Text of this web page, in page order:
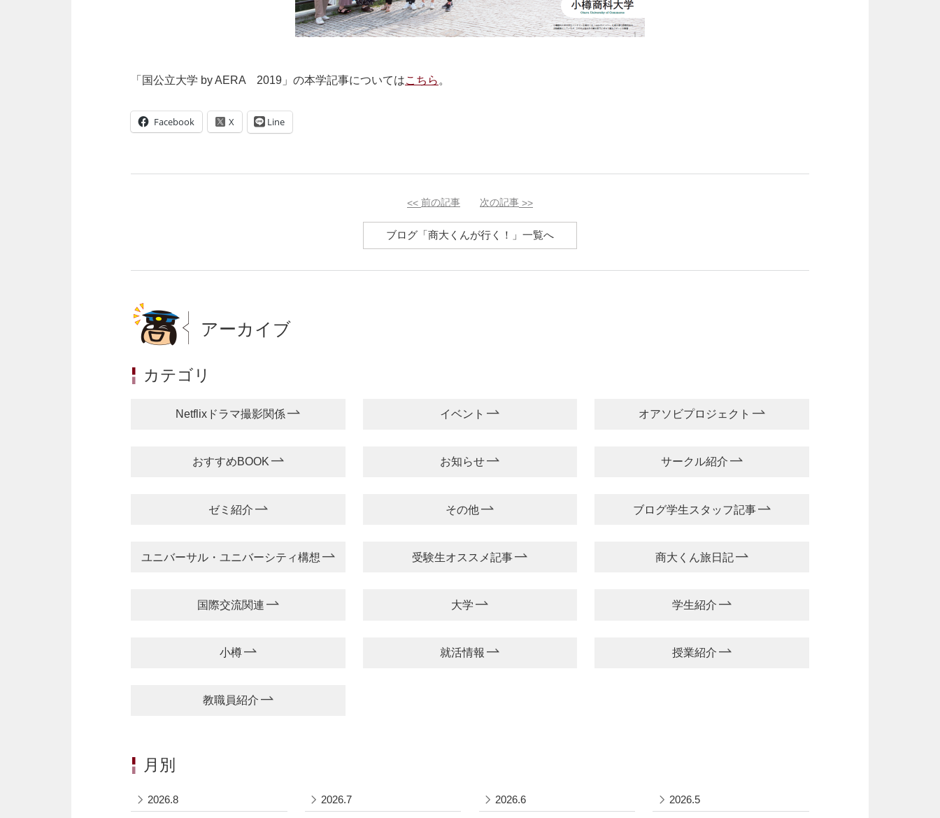
「国公立大学 by AERA 2019」の本学記事についてはこちら 。
Facebook Line
<< 前の記事 次の記事 >>
ブログ「商大くんが行く！」一覧へ
アーカイブ
カテゴリ
Netflixドラマ撮影関係 イベント オアソビプロジェクト
おすすめBOOK お知らせ サークル紹介
ゼミ紹介 その他 ブログ学生スタッフ記事
ユニバーサル・ユニバーシティ構想 受験生オススメ記事 商大くん旅日記
国際交流関連 大学 学生紹介
小樽 就活情報 授業紹介
教職員紹介
月別
2026.8 2026.7 2026.6 2026.5